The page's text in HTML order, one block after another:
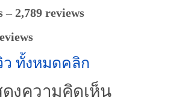
– 2,789 reviews
ว ทั้งหมดคลิก
งความคิดเห็น